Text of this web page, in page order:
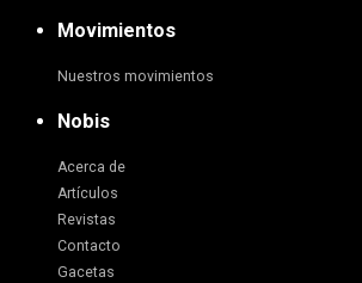
Movimientos
Nuestros movimientos
Nobis
Acerca de
Artículos
Revistas
Contacto
Gacetas